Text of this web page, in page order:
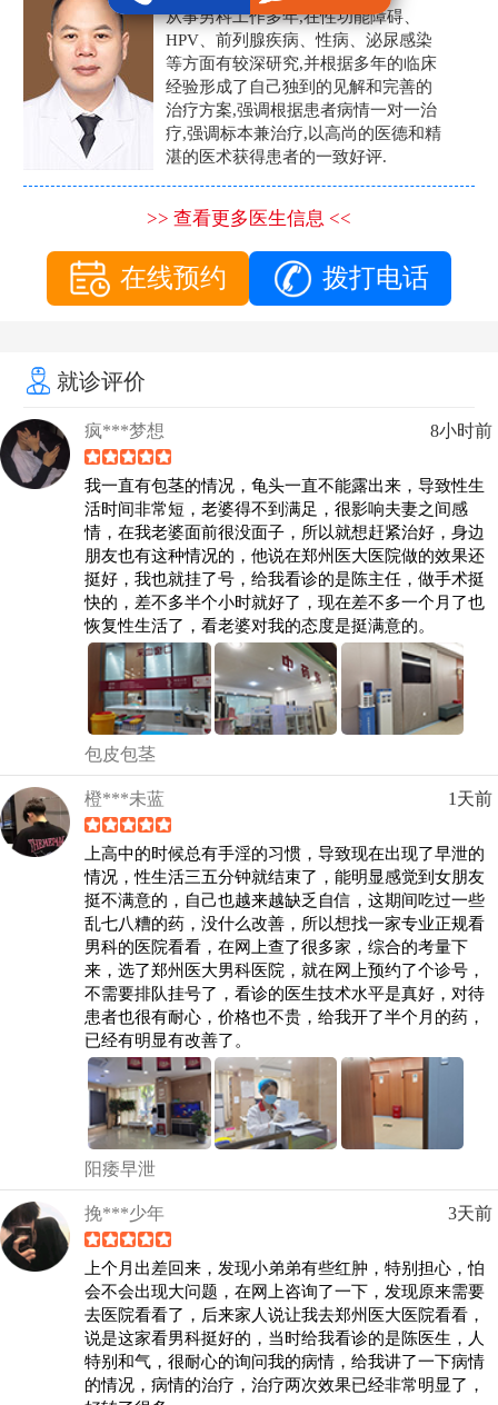
从事男科工作多年,在性功能障碍、
HPV、前列腺疾病、性病、泌尿感染
等方面有较深研究,并根据多年的临床
经验形成了自己独到的见解和完善的
治疗方案,强调根据患者病情一对一治
疗,强调标本兼治疗,以高尚的医德和精
湛的医术获得患者的一致好评.
>> 查看更多医生信息 <<
在线预约 拨打电话
就诊评价
疯***梦想 8小时前
我一直有包茎的情况，龟头一直不能露出来，导致性生
活时间非常短，老婆得不到满足，很影响夫妻之间感
情，在我老婆面前很没面子，所以就想赶紧治好，身边
朋友也有这种情况的，他说在郑州医大医院做的效果还
挺好，我也就挂了号，给我看诊的是陈主任，做手术挺
快的，差不多半个小时就好了，现在差不多一个月了也
恢复性生活了，看老婆对我的态度是挺满意的。
包皮包茎
橙***未蓝 1天前
上高中的时候总有手淫的习惯，导致现在出现了早泄的
情况，性生活三五分钟就结束了，能明显感觉到女朋友
挺不满意的，自己也越来越缺乏自信，这期间吃过一些
乱七八糟的药，没什么改善，所以想找一家专业正规看
男科的医院看看，在网上查了很多家，综合的考量下
来，选了郑州医大男科医院，就在网上预约了个诊号，
不需要排队挂号了，看诊的医生技术水平是真好，对待
患者也很有耐心，价格也不贵，给我开了半个月的药，
已经有明显有改善了。
阳痿早泄
挽***少年 3天前
上个月出差回来，发现小弟弟有些红肿，特别担心，怕
会不会出现大问题，在网上咨询了一下，发现原来需要
去医院看看了，后来家人说让我去郑州医大医院看看，
说是这家看男科挺好的，当时给我看诊的是陈医生，人
特别和气，很耐心的询问我的病情，给我讲了一下病情
的情况，病情的治疗，治疗两次效果已经非常明显了，